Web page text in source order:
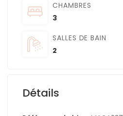
CHAMBRES
3
SALLES DE BAIN
2
Détails